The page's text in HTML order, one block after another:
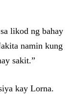
likod ng bahay
namin kung
sakit.”
kay Lorna.